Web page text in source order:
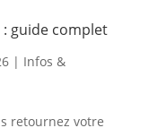
guide complet
| Infos &
retournez votre